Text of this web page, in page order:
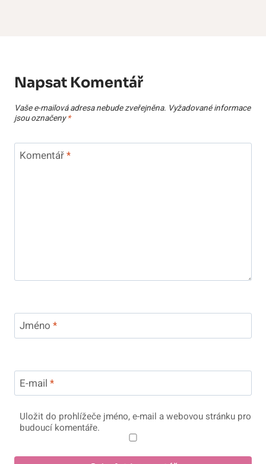
Napsat Komentář
Vaše e-mailová adresa nebude zveřejněna. Vyžadované informace
jsou označeny*
Komentář*
Jméno *
E-mail *
Uložit do prohlížeče jméno, e-mail a webovou stránku pro
budoucí komentáře.